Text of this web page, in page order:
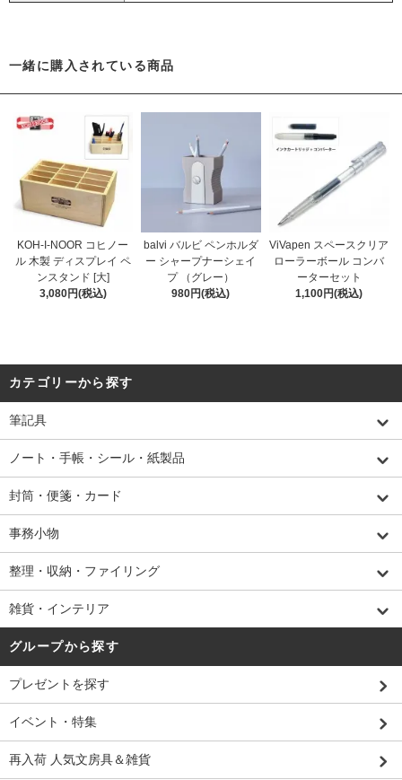
一緒に購入されている商品
KOH-I-NOOR コヒノー
ル 木製 ディスプレイ ペ
ンスタンド [大]
3,080円(税込)
balvi バルビ ペンホルダ
ー シャープナーシェイ
プ （グレー）
980円(税込)
ViVapen スペースクリア
ローラーボール コンバ
ーターセット
1,100円(税込)
カテゴリーから探す
筆記具
ノート・手帳・シール・紙製品
封筒・便箋・カード
事務小物
整理・収納・ファイリング
雑貨・インテリア
グループから探す
プレゼントを探す
イベント・特集
再入荷 人気文房具＆雑貨